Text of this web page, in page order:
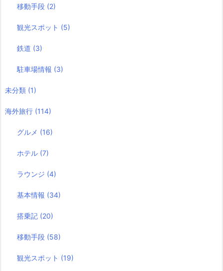
移動手段 (2)
観光スポット (5)
鉄道 (3)
駐車場情報 (3)
未分類 (1)
海外旅行 (114)
グルメ (16)
ホテル (7)
ラウンジ (4)
基本情報 (34)
搭乗記 (20)
移動手段 (58)
観光スポット (19)